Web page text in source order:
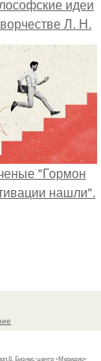
идеи
Л. Н.
Толстого.
"Гормон
нашли".
Бизнес-центр «Меридио»